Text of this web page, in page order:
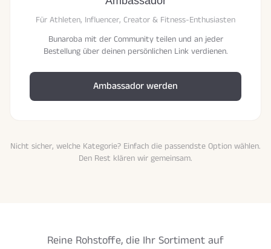
Für Athleten, Influencer, Creator & Fitness-Enthusiasten
Bunaroba mit der Community teilen und an jeder
Bestellung über deinen persönlichen Link verdienen.
Ambassador werden
Nicht sicher, welche Kategorie? Einfach die passendste Option wählen.
Den Rest klären wir gemeinsam.
Reine Rohstoffe, die Ihr Sortiment auf